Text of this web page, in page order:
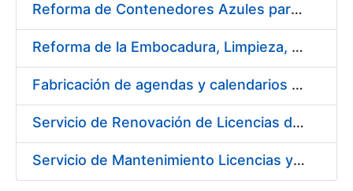
Reforma de Contenedores Azules para Transporte y Almacenaje de Cospel de Acuñar Moneda
Reforma de la Embocadura, Limpieza, Pintado y Numerado de 700 Contenedores Verdes para Moneda
Fabricación de agendas y calendarios de la FNMT-RCM 2020
Servicio de Renovación de Licencias de Productos Autodesk
Servicio de Mantenimiento Licencias y Soporte a Implantación Liferay de CERES